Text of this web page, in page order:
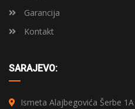
Garancija
Kontakt
SARAJEVO:
Ismeta Alajbegovića Šerbe 1A